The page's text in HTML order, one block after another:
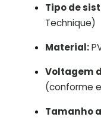
Tipo de
Technique)
Material:
Voltagem
(conforme
Tamanho